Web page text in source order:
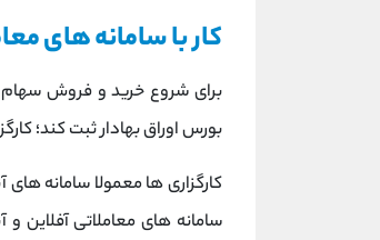
کار با سامانه های
برای شروع خرید و فروش سهام
بورس اوراق بهادار ثبت کند؛
کارگزاری ها معمولا سامانه های
سامانه های معاملاتی آفلاین و